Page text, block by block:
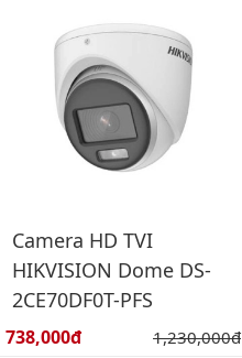
Camera HD TVI
HIKVISION Dome DS-
2CE70DF0T-PFS
Giá bán:
738,000đ Giá gốc:
1,230,000đ